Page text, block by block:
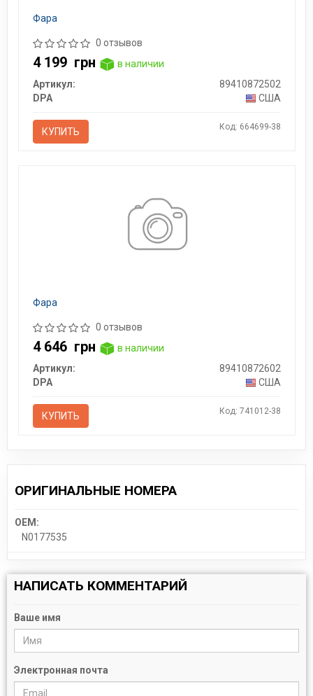
Фара
0 отзывов
4 199 грн
в наличии
Артикул:
89410872502
DPA
США
КУПИТЬ Код: 664699-38
Фара
0 отзывов
4 646 грн
в наличии
Артикул:
89410872602
DPA
США
КУПИТЬ Код: 741012-38
ОРИГИНАЛЬНЫЕ НОМЕРА
OEM:
N0177535
НАПИСАТЬ КОММЕНТАРИЙ
Ваше имя
Электронная почта